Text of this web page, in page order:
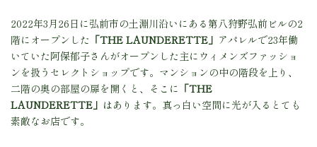
2022年3月26日に弘前市の土淵川沿いにある第八狩野弘前ビルの2
階にオープンした 「THE LAUNDERETTE」 アパレルで23年働
いていた阿保郁子さんがオープンした主にウィメンズファッショ
ンを扱うセレクトショップです。マンションの中の階段を上り、
二階の奥の部屋の扉を開くと、そこに 「THE
LAUNDERETTE」 はあります。真っ白い空間に光が入るとても
素敵なお店です。